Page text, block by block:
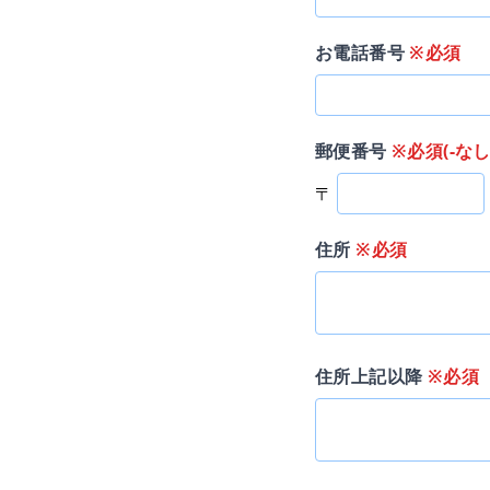
お電話番号 ※必須
郵便番号 ※必須(-な
〒
住所 ※必須
住所上記以降 ※必須